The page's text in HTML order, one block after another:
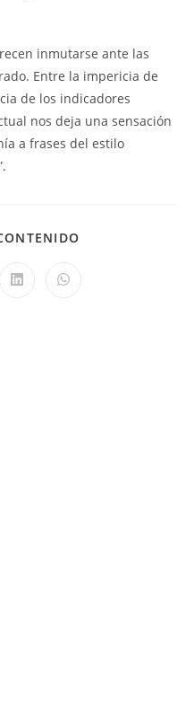
inmutarse ante las
Entre la impericia de
de los indicadores
nos deja una sensación
a frases del estilo